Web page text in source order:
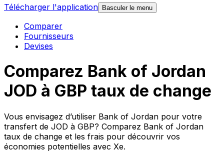
Télécharger l'application
Basculer le menu
Comparer
Fournisseurs
Devises
Comparez Bank of Jordan
JOD à GBP taux de change
Vous envisagez d’utiliser Bank of Jordan pour votre
transfert de JOD à GBP? Comparez Bank of Jordan
taux de change et les frais pour découvrir vos
économies potentielles avec Xe.